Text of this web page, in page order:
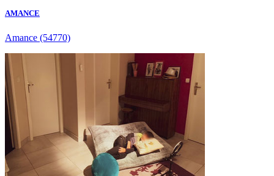
AMANCE
Amance (54770)